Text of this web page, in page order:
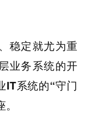
稳定就尤为重
业务系统的开
IT系统的“守门